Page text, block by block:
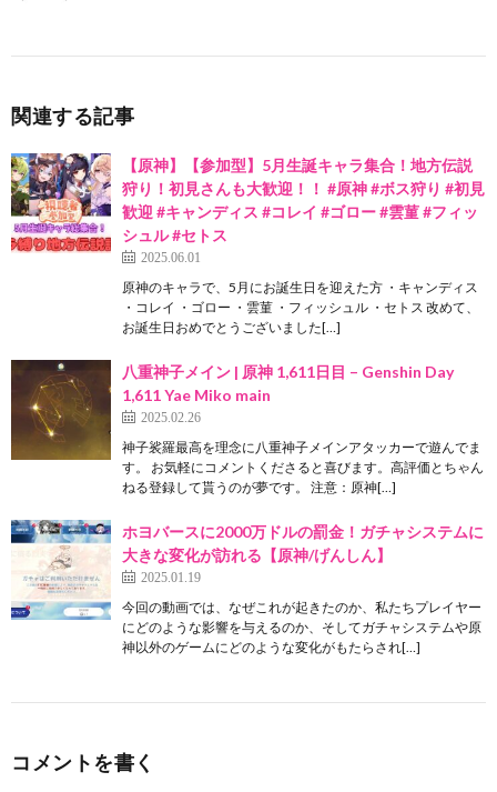
関連する記事
【原神】【参加型】5月生誕キャラ集合！地方伝説
狩り！初見さんも大歓迎！！ #原神 #ボス狩り #初見
歓迎 #キャンディス #コレイ #ゴロー #雲菫 #フィッ
シュル #セトス
2025.06.01
原神のキャラで、5月にお誕生日を迎えた方 ・キャンディス
・コレイ ・ゴロー ・雲菫 ・フィッシュル ・セトス 改めて、
お誕生日おめでとうございました[…]
八重神子メイン | 原神 1,611日目 – Genshin Day
1,611 Yae Miko main
2025.02.26
神子裟羅最高を理念に八重神子メインアタッカーで遊んでま
す。 お気軽にコメントくださると喜びます。高評価とちゃん
ねる登録して貰うのが夢です。 注意：原神[…]
ホヨバースに2000万ドルの罰金！ガチャシステムに
大きな変化が訪れる【原神/げんしん】
2025.01.19
今回の動画では、なぜこれが起きたのか、私たちプレイヤー
にどのような影響を与えるのか、そしてガチャシステムや原
神以外のゲームにどのような変化がもたらされ[…]
コメントを書く